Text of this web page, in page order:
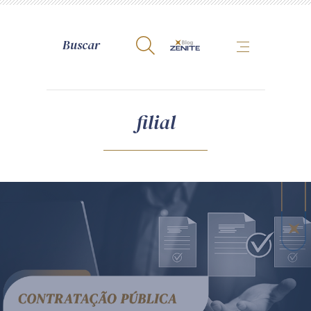
A Zênite
Como publicar conosco
Contato
Termos de uso
Política de Privacidade
Guia de Direitos dos Titulares de Dados
Encarregado (contato)
filial